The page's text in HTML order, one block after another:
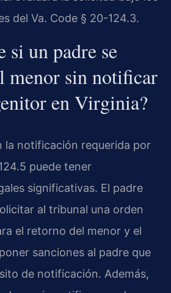
del Va. Code § 20-124.3.
si un padre se
menor sin notificar
en Virginia?
la notificación requerida por
puede tener
significativas. El padre
al tribunal una orden
el retorno del menor y el
sanciones al padre que
de notificación. Además,